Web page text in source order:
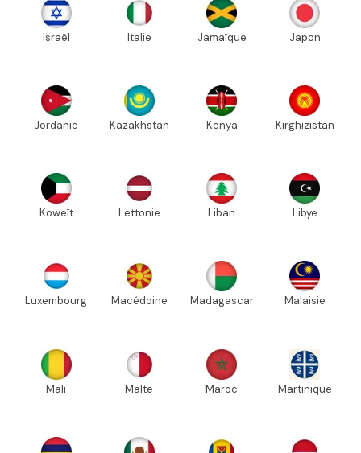
Israël Italie Jamaïque Japon
Jordanie Kazakhstan Kenya Kirghizistan
Koweït Lettonie Liban Libye
Luxembourg Macédoine Madagascar Malaisie
Mali Malte Maroc Martinique